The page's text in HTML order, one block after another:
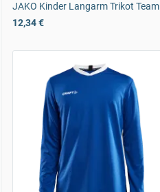
JAKO Kinder Langarm Trikot Team
12,34 €